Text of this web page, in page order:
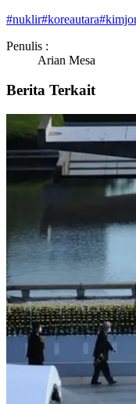
#nuklir#koreautara#
Penulis :
Arian Mesa
Berita Terkait